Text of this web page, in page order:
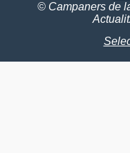
© Campaners de